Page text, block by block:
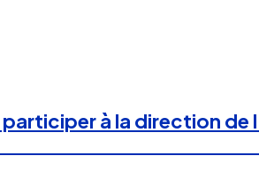
à la direction de